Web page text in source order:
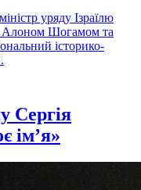
уряду Ізраїлю
Алоном Шогамом та
історико-
Сергія
ім’я»